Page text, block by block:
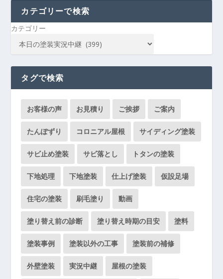
カテゴリーで検索
カテゴリー
タグで検索
お客様の声 お見積り ご挨拶 ご案内
たんぽずり コロニアル屋根 サイディング塗装
サビ止め塗装 サビ落とし トタンの塗装
下地処理 下地塗装 仕上げ塗装 仮設足場
住宅の塗装 刷毛塗り 動画
塗り替え前の診断 塗り替え時期の目安 塗料
塗装事例 塗装以外の工事 塗装前の補修
外壁塗装 実況中継 屋根の塗装